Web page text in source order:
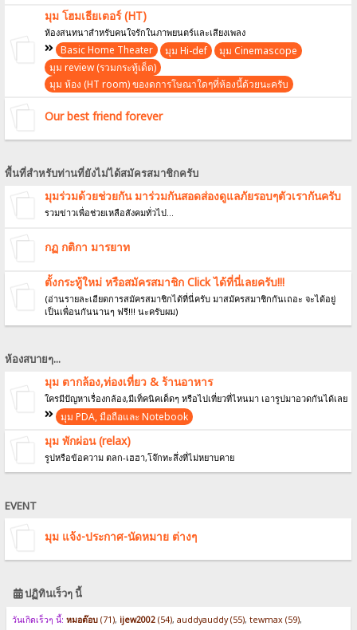
มุม โฮมเธียเตอร์ (HT)
ห้องสนทนาสำหรับคนใจรักในภาพยนตร์และเสียงเพลง
Basic Home Theater มุม Hi-def
มุม Cinemascope
มุม review (รวมกระทู้เด็ด)
มุม ห้อง (HT room) ของดการโษณาใดๆที่ห้องนี้ด้วยนะครับ
Our best friend forever
พื้นที่สำหรับท่านที่ยังไม่ได้สมัครสมาชิกครับ
มุมร่วมด้วยช่วยกัน มาร่วมกันสอดส่องดูแลภัยรอบๆตัวเรากันครับ
รวมข่าวเพื่อช่วยเหลือสังคมทั่วไป...
กฏ กติกา มารยาท
ตั้งกระทู้ใหม่ หรือสมัครสมาชิก Click ได้ที่นี่เลยครับ!!!
(อ่านรายละเอียดการสมัครสมาชิกได้ที่นี่ครับ มาสมัครสมาชิกกันเถอะ จะได้อยู่
เป็นเพื่อนกันนานๆ ฟรี!!! นะครับผม)
ห้องสบายๆ...
มุม ตากล้อง,ท่องเที่ยว & ร้านอาหาร
ใครมีปัญหาเรื่องกล้อง,มีเท็คนิคเด็ดๆ หรือไปเที่ยวที่ไหนมา เอารูปมาอวดกันได้เลย
มุม PDA, มือถือและ Notebook
มุม พักผ่อน (relax)
รูปหรือข้อความ ตลก-เฮฮา,โจ๊กทะลึ่งที่ไม่หยาบคาย
EVENT
มุม แจ้ง-ประกาศ-นัดหมาย ต่างๆ
ปฏิทินเร็วๆ นี้
วันเกิดเร็วๆ นี้: หมอต๊อบ(71), ijew2002(54), auddyauddy (55), tewmax (59),